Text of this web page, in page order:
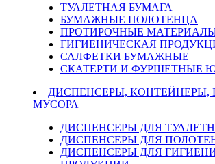
ТУАЛЕТНАЯ БУМАГА
БУМАЖНЫЕ ПОЛОТЕНЦА
ПРОТИРОЧНЫЕ
ГИГИЕНИЧЕСКАЯ
САЛФЕТКИ БУМАЖНЫЕ
СКАТЕРТИ И ФУРШЕТНЫЕ
ДИСПЕНСЕРЫ, КОНТЕЙНЕРЫ,
МУСОРА
ДИСПЕНСЕРЫ ДЛЯ
ДИСПЕНСЕРЫ ДЛЯ
ДИСПЕНСЕРЫ ДЛЯ